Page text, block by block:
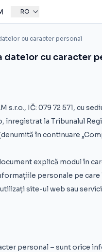
RO
cu caracter personal
datelor cu caracter
s.r.o., IČ: 079 72 571, cu
înregistrat la Tribunalul
(denumită în continuare
explică modul în
personale pe care
site-ul web sau
personal – sunt orice